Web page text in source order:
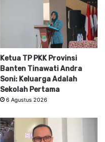
Ketua TP PKK Provinsi
Banten Tinawati Andra
Soni: Keluarga Adalah
Sekolah Pertama
6 Agustus 2026